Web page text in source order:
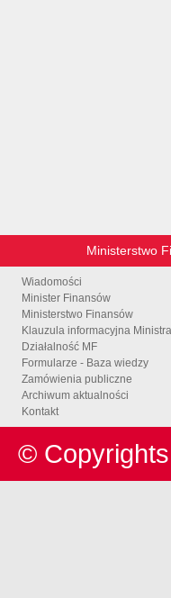
Ministerstwo
Wiadomości
Minister Finansów
Ministerstwo Finansów
Klauzula informacyjna
Działalność MF
Formularze - Baza wiedzy
Zamówienia publiczne
Archiwum aktualności
Kontakt
© Copyrights